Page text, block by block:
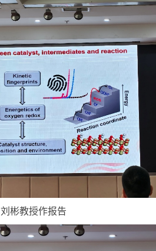
刘彬教授作报告